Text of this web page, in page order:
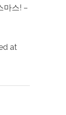
마스! –
at